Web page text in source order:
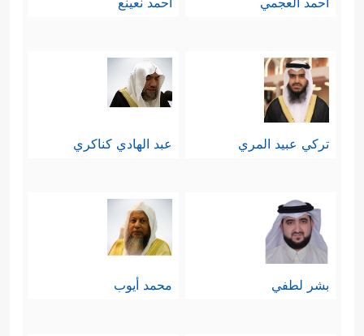
تركي عبيد المري عبد الهادي كناكري
بشر لطفي محمد أيوب